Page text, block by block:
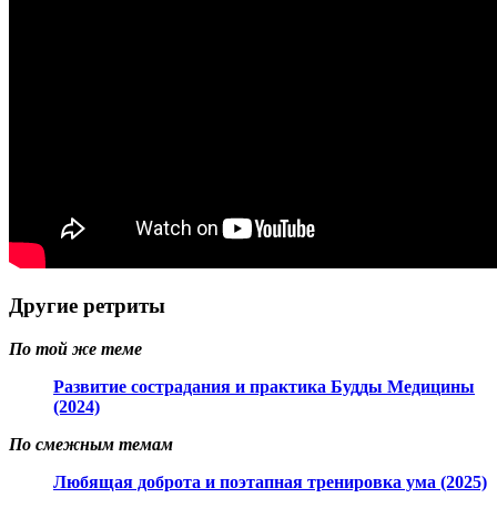
Другие ретриты
По той же теме
Развитие сострадания и практика Будды Медицины
(2024)
По смежным темам
Любящая доброта и поэтапная тренировка ума (2025)